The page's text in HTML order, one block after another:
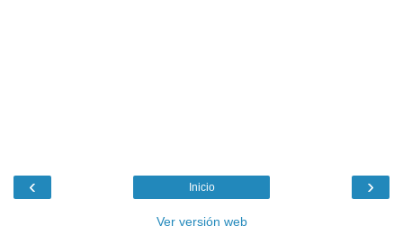
‹ ›
Inicio
Ver versión web